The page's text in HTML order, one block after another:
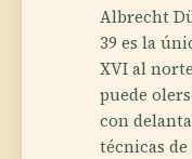
Albrecht
39 es la
XVI al
puede
con
técnicas